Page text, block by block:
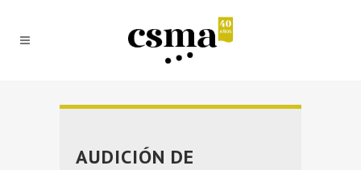
AUDICIÓN DE